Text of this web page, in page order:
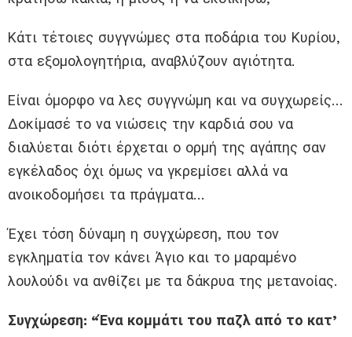
Κάτι τέτοιες συγγνώμες στα ποδάρια του Κυρίου,
στα εξομολογητήρια, αναβλύζουν αγιότητα.
Είναι όμορφο να λες συγγνώμη και να συγχωρείς…
Δοκίμασέ το να νιώσεις την καρδιά σου να
διαλύεται διότι έρχεται ο ορμή της αγάπης σαν
εγκέλαδος όχι όμως να γκρεμίσει αλλά να
ανοικοδομήσει τα πράγματα…
Έχει τόση δύναμη η συγχώρεση, που τον
εγκληματία τον κάνει Άγιο και το μαραμένο
λουλούδι να ανθίζει με τα δάκρυα της μετανοίας.
Συγχώρεση: “Ένα κομμάτι του παζλ από το κατ’